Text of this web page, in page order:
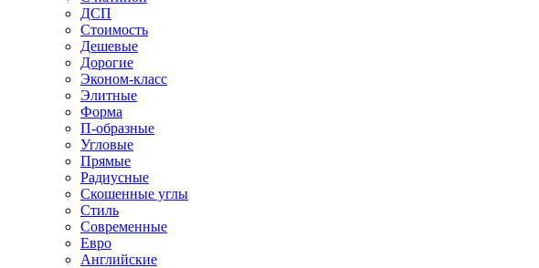
ДСП
Стоимость
Дешевые
Дорогие
Эконом-класс
Элитные
Форма
П-образные
Угловые
Прямые
Радиусные
Скошенные углы
Стиль
Современные
Евро
Английские